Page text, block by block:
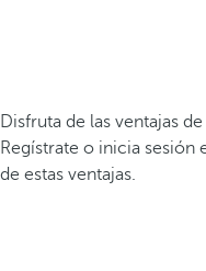
Disfruta de las ventajas
Regístrate o inicia
de estas ventajas.